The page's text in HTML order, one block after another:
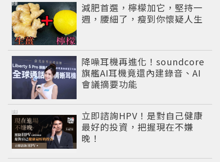
減肥首選，檸檬加它，堅持一
週，腰細了，瘦到你懷疑人生
PR
降噪耳機再進化！soundcore
旗艦AI耳機竟還內建錄音、AI
會議摘要功能
立即諮詢HPV！是對自己健康
最好的投資，把握現在不嫌
晚！
PR